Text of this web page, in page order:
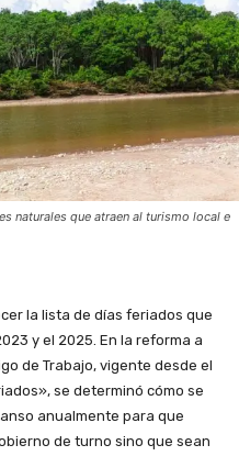
naturales que atraen al turismo local e
la lista de días feriados que
y el 2025. En la reforma a
de Trabajo, vigente desde el
se determinó cómo se
anualmente para que
de turno sino que sean